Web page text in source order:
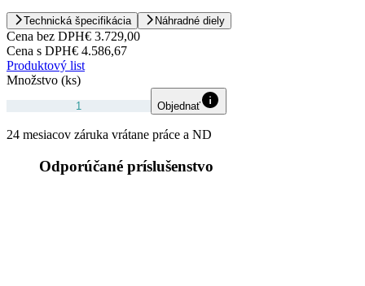
Technická špecifikácia Náhradné diely
Cena bez DPH€ 3.729,00
Cena s DPH€ 4.586,67
Produktový list
Množstvo (ks)
Objednať
24 mesiacov záruka vrátane práce a ND
Odporúčané príslušenstvo